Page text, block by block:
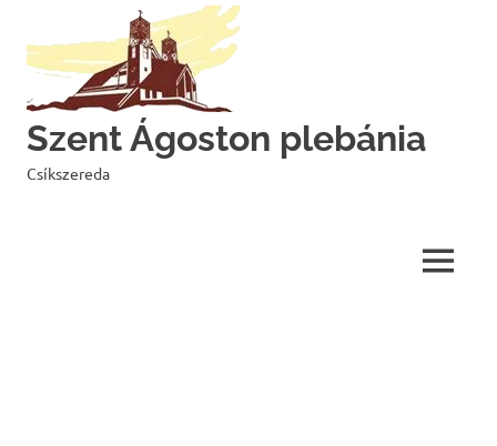
content
Szent Ágoston plebánia
Csíkszereda
MENU